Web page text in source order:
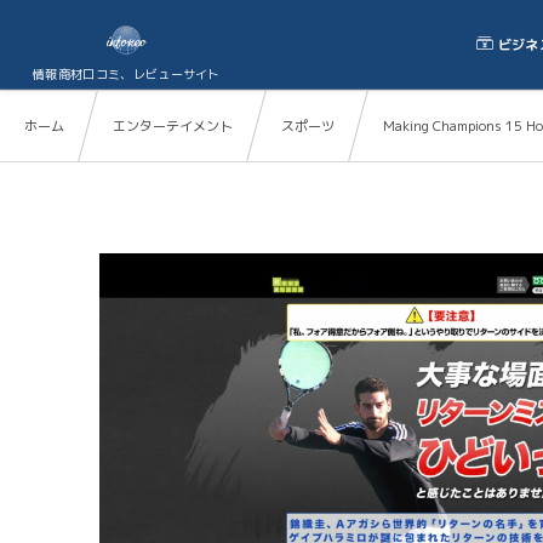
情報商材口コミ、レビューサイト
ビジネ
ホーム エンターテイメント スポーツ Making Champions 15